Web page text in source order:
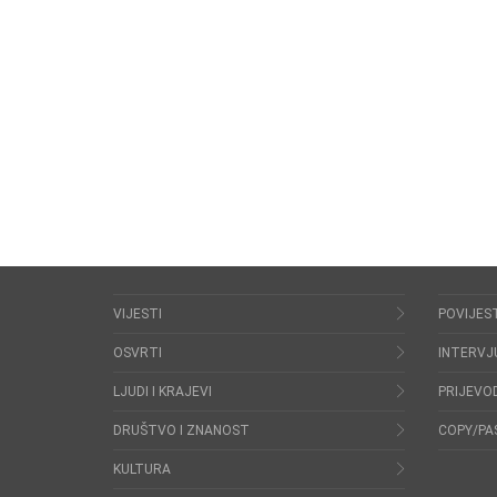
VIJESTI
OSVRTI
LJUDI I KRAJEVI
DRUŠTVO I ZNANOST
KULTURA
COPY/